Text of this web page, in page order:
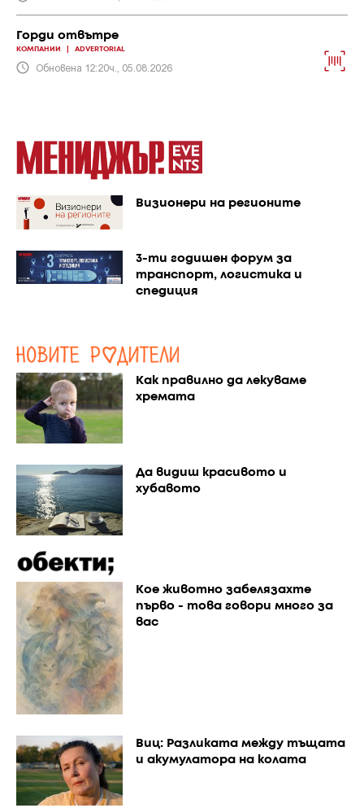
Горди отвътре
КОМПАНИИ ADVERTORIAL
Обновена 12:20ч., 05.08.2026
Визионери на регионите
3-ти годишен форум за
транспорт, логистика и
спедиция
Как правилно да лекуваме
хремата
Да видиш красивото и
хубавото
Кое животно забелязахте
първо - това говори много за
вас
Виц: Разликата между тъщата
и акумулатора на колата